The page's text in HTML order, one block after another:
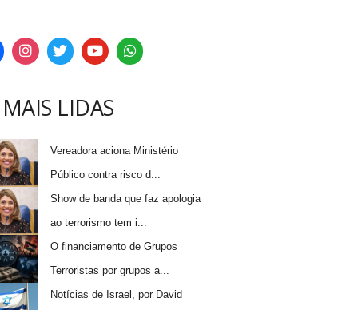
LIDAS
Vereadora aciona Ministério
Público contra risco d...
Show de banda que faz apologia
ao terrorismo tem i...
O financiamento de Grupos
Terroristas por grupos a...
Notícias de Israel, por David